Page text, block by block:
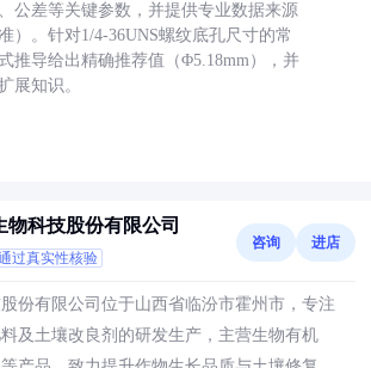
公差等关键参数，并提供专业数据来源
）。针对1/4-36UNS螺纹底孔尺寸的常
推导给出精确推荐值（Φ5.18mm），并
展知识。
物科技股份有限公司
过真实性核验
咨询 进店
份有限公司位于山西省临汾市霍州市，专注
及土壤改良剂的研发生产，主营生物有机